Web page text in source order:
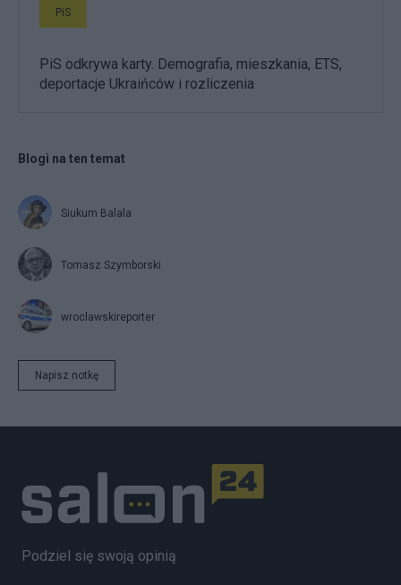
PiS
PiS odkrywa karty. Demografia, mieszkania, ETS,
deportacje Ukraińców i rozliczenia
Blogi na ten temat
Siukum Balala
Tomasz Szymborski
wroclawskireporter
Napisz notkę
Podziel się swoją opinią